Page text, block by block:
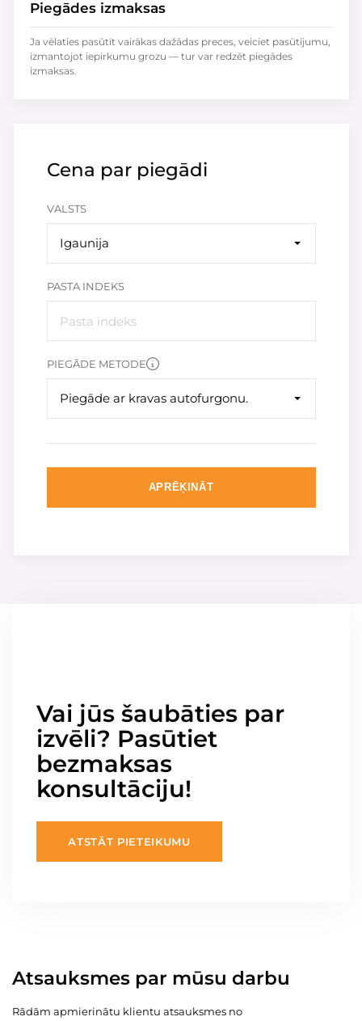
Cena par piegādi
VALSTS
Igaunija
PASTA INDEKS
PIEGĀDE METODE
Piegāde ar kravas autofurgonu.
APRĒĶINĀT
Piegādes izmaksas
Ja vēlaties pasūtīt vairākas dažādas preces, veiciet pasūtījumu,
izmantojot iepirkumu grozu — tur var redzēt piegādes
izmaksas.
Vai jūs šaubāties par
izvēli? Pasūtiet
bezmaksas
konsultāciju!
ATSTĀT PIETEIKUMU
Atsauksmes par mūsu darbu
Rādām apmierinātu klientu atsauksmes no